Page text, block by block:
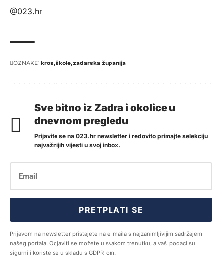
@023.hr
OZNAKE: kros škole zadarska županija
Sve bitno iz Zadra i okolice u
dnevnom pregledu
Prijavite se na 023.hr newsletter i redovito primajte selekciju
najvažnijih vijesti u svoj inbox.
PRETPLATI SE
Prijavom na newsletter pristajete na e-maila s najzanimljivijim sadržajem
našeg portala. Odjaviti se možete u svakom trenutku, a vaši podaci su
sigurni i koriste se u skladu s GDPR-om.